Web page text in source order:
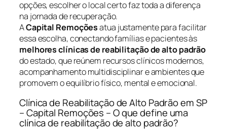
opções, escolher o local certo faz toda a diferença
na jornada de recuperação.
ACapital Remoçõesatua justamente para facilitar
essa escolha, conectando famílias e pacientes às
melhores clínicas de reabilitação de alto padrão
do estado, que reúnem recursos clínicos modernos,
acompanhamento multidisciplinar e ambientes que
promovem o equilíbrio físico, mental e emocional.
Clínica de Reabilitação de Alto Padrão em SP
– Capital Remoções – O que define uma
clínica de reabilitação de alto padrão?